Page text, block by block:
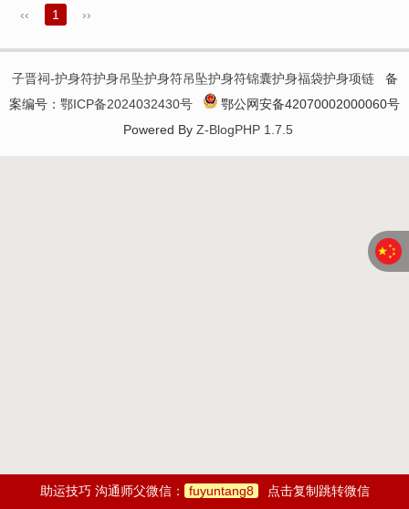
‹‹ 1 ››
子晋祠-护身符护身吊坠护身符吊坠护身符锦囊护身福袋护身项链备
案编号： 鄂ICP备2024032430号
鄂公网安备42070002000060号
Powered By Z-BlogPHP 1.7.5
助运技巧 沟通师父微信： fuyuntang8 点击复制跳转微信